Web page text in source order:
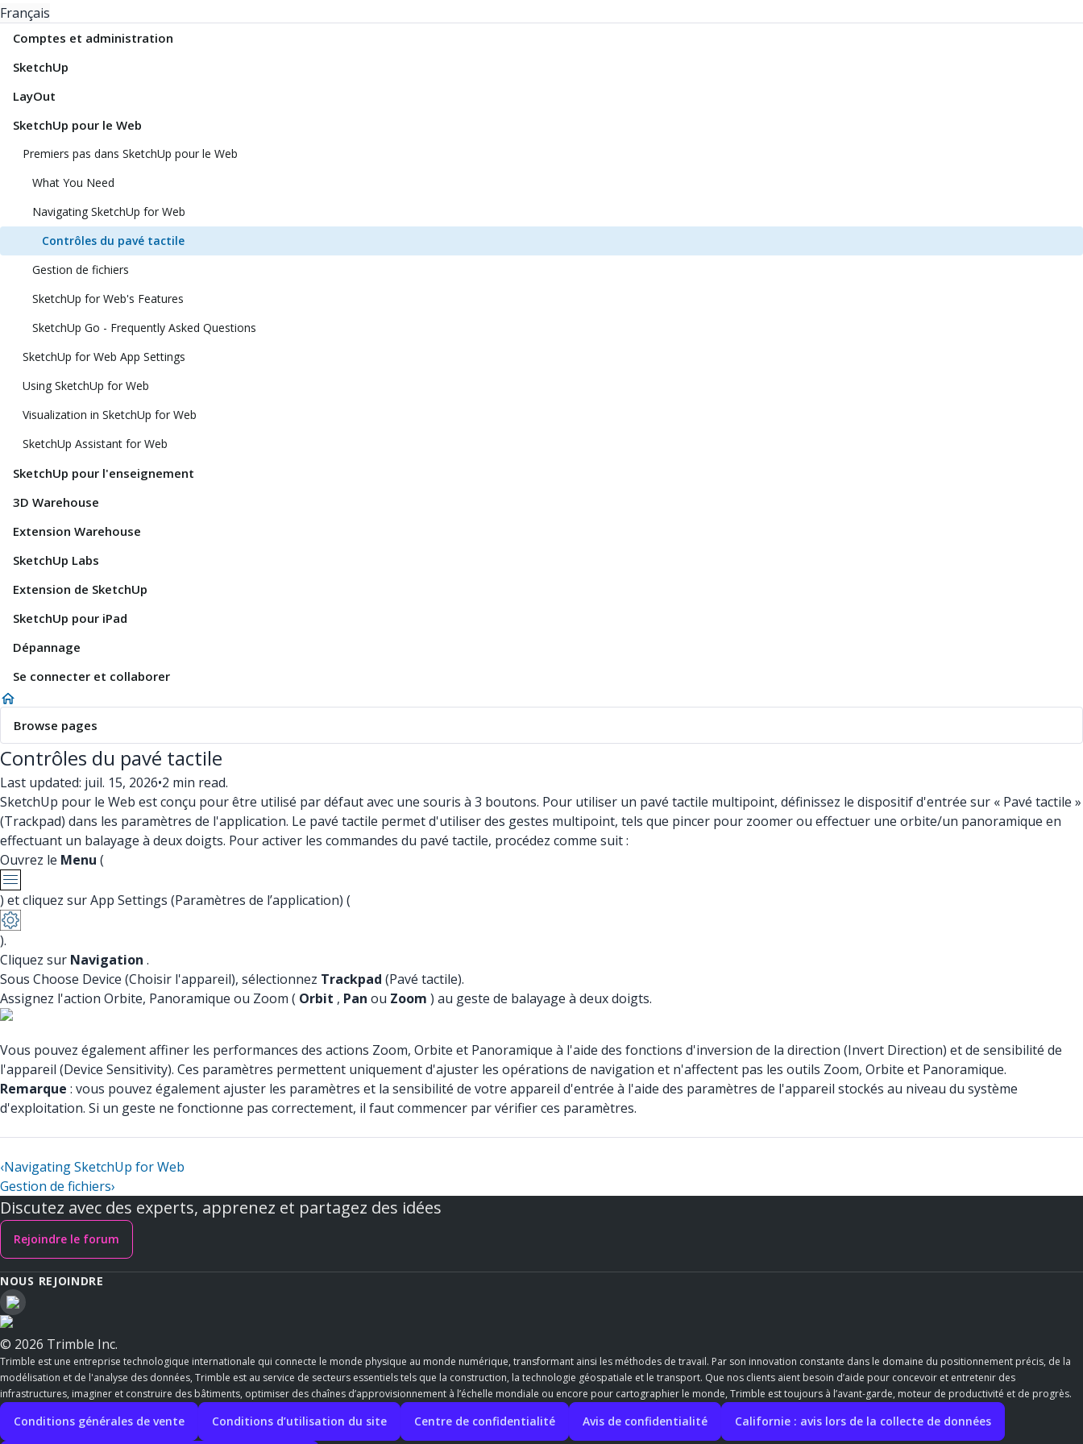
Français
Comptes et administration
SketchUp
LayOut
SketchUp pour le Web
Premiers pas dans SketchUp pour le Web
What You Need
Navigating SketchUp for Web
Contrôles du pavé tactile
Gestion de fichiers
SketchUp for Web's Features
SketchUp Go - Frequently Asked Questions
SketchUp for Web App Settings
Using SketchUp for Web
Visualization in SketchUp for Web
SketchUp Assistant for Web
SketchUp pour l'enseignement
3D Warehouse
Extension Warehouse
SketchUp Labs
Extension de SketchUp
SketchUp pour iPad
Dépannage
Se connecter et collaborer
Browse pages
Contrôles du pavé tactile
Last updated: juil. 15, 2026•2 min read.
SketchUp pour le Web est conçu pour être utilisé par défaut avec une souris à 3 boutons. Pour utiliser un pavé tactile multipoint, définissez le dispositif d'entrée sur « Pavé tactile »
(Trackpad) dans les paramètres de l'application. Le pavé tactile permet d'utiliser des gestes multipoint, tels que pincer pour zoomer ou effectuer une orbite/un panoramique en
effectuant un balayage à deux doigts. Pour activer les commandes du pavé tactile, procédez comme suit :
Ouvrez le Menu (
) et cliquez sur App Settings (Paramètres de l’application) (
).
Cliquez sur Navigation .
Sous Choose Device (Choisir l'appareil), sélectionnez Trackpad (Pavé tactile).
Assignez l'action Orbite, Panoramique ou Zoom ( Orbit , Pan ou Zoom ) au geste de balayage à deux doigts.
Vous pouvez également affiner les performances des actions Zoom, Orbite et Panoramique à l'aide des fonctions d'inversion de la direction (Invert Direction) et de sensibilité de
l'appareil (Device Sensitivity). Ces paramètres permettent uniquement d'ajuster les opérations de navigation et n'affectent pas les outils Zoom, Orbite et Panoramique.
Remarque : vous pouvez également ajuster les paramètres et la sensibilité de votre appareil d'entrée à l'aide des paramètres de l'appareil stockés au niveau du système
d'exploitation. Si un geste ne fonctionne pas correctement, il faut commencer par vérifier ces paramètres.
‹Navigating SketchUp for Web
Gestion de fichiers›
Discutez avec des experts, apprenez et partagez des idées
Rejoindre le forum
NOUS REJOINDRE
© 2026 Trimble Inc.
Trimble est une entreprise technologique internationale qui connecte le monde physique au monde numérique, transformant ainsi les méthodes de travail. Par son innovation constante dans le domaine du positionnement précis, de la
modélisation et de l'analyse des données, Trimble est au service de secteurs essentiels tels que la construction, la technologie géospatiale et le transport. Que nos clients aient besoin d’aide pour concevoir et entretenir des
infrastructures, imaginer et construire des bâtiments, optimiser des chaînes d’approvisionnement à l’échelle mondiale ou encore pour cartographier le monde, Trimble est toujours à l’avant-garde, moteur de productivité et de progrès.
Conditions générales de vente Conditions d’utilisation du site Centre de confidentialité Avis de confidentialité Californie : avis lors de la collecte de données